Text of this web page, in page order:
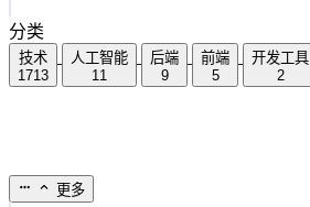
分类
技术
1713
人工智能
11
后端
9
前端
5
开发工具
2
更多